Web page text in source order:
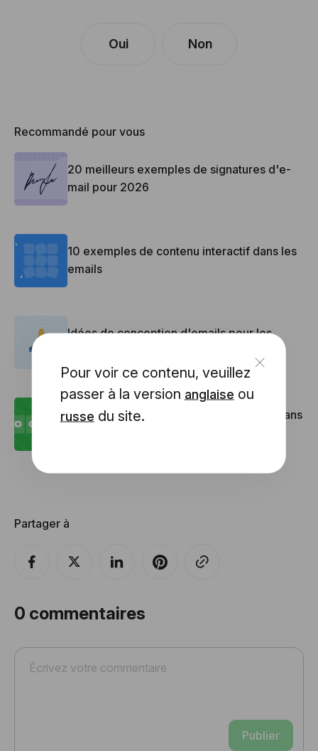
Pour voir ce contenu, veuillez
passer à la version anglaise ou
russe du site.
Oui Non
Recommandé pour vous
20 meilleurs exemples de signatures d'e-
mail pour 2026
10 exemples de contenu interactif dans les
emails
Idées de conception d'emails pour les
Comment ajouter un compte à rebours dans
Partager à
0 commentaires
Publier